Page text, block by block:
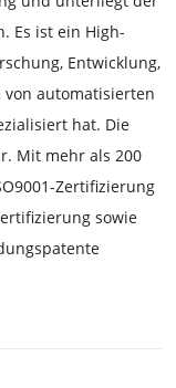
Es ist ein High-
Entwicklung,
von automatisierten
hat. Die
Mit mehr als 200
Zertifizierung
sowie